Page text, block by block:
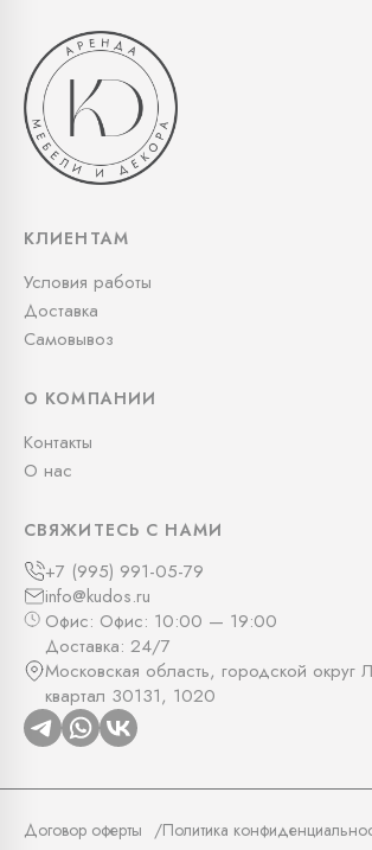
КЛИЕНТАМ
Условия работы
Доставка
Самовывоз
О КОМПАНИИ
Контакты
О нас
СВЯЖИТЕСЬ С НАМИ
+7 (995) 991-05-79
info@kudos.ru
Офис: Офис: 10:00 — 19:00
Доставка: 24/7
Московская область, городской округ
квартал 30131, 1020
Договор оферты Политика